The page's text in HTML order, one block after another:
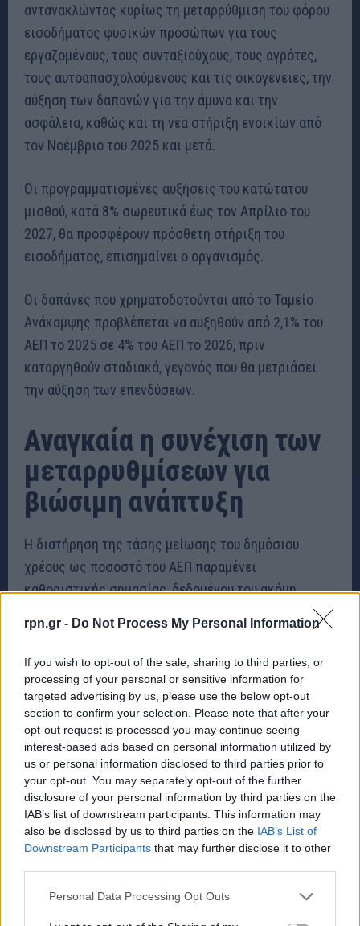
rpn.gr - Do Not Process My Personal Information
If you wish to opt-out of the sale, sharing to third parties, or
processing of your personal or sensitive information for
targeted advertising by us, please use the below opt-out
section to confirm your selection. Please note that after your
opt-out request is processed you may continue seeing
interest-based ads based on personal information utilized by
us or personal information disclosed to third parties prior to
your opt-out. You may separately opt-out of the further
disclosure of your personal information by third parties on the
IAB’s list of downstream participants. This information may
also be disclosed by us to third parties on the IAB’s List of
Downstream Participants that may further disclose it to other
Personal Data Processing Opt Outs
αντανακλώντας κυρίως τη μεταρρύθμιση του φόρου
εισοδήματος φυσικών προσώπων για τους
εργαζομένους, τους συνταξιούχους, τους αγρότες,
τους αυτοαπασχολούμενους και τις οικογένειες, την
αύξηση των δαπανών για την άμυνα και την
ασφάλεια, καθώς και τη νέα στήριξη ενοικίων από
τον Νοέμβριο του 2025 και μετά.
Οι προγραμματισμένες αυξήσεις του κατώτατου
μισθού, κατά 8% σωρευτικά έως τον Απρίλιο του
2027, θα προσφέρουν πρόσθετη στήριξη του
εισοδήματος, επισημαίνει ο οργανισμός.
Οι δαπάνες που χρηματοδοτούνται από το Ταμείο
Ανάκαμψης προβλέπεται να αυξηθούν από 2,1% του
ΑΕΠ το 2025 σε 4% του ΑΕΠ το 2026, πριν
καταργηθούν σταδιακά, γεγονός που θα μετριάσει
την αύξηση των επενδύσεων.
Αναγκαία η συνέχιση των
μεταρρυθμίσεων για
βιώσιμη ανάπτυξη
Η διατήρηση της τάσης μείωσης του δημόσιου
χρέους ως ποσοστό του ΑΕΠ παραμένει
καθοριστικής σημασίας, δεδομένου του ακόμη
μελλοντικών πιέσεων στις δαπάνες, που οφείλονται
στις υψηλές επενδυτικές ανάγκες, την κλιματική
αλλαγή και τη γήρανση του πληθυσμού.
Θα χρειαστεί βιώσιμη, ισχυρή ανάπτυξη για την
αύξηση του βιοτικού επιπέδου και την κάλυψη των
δαπανών, με παράλληλη μείωση του χρέους. Με τη
γήρανση του πληθυσμού της Ελλάδας, η περαιτέρω
βελτίωση του επιχειρηματικού περιβάλλοντος και η
αντιμετώπιση της έλλειψης δεξιοτήτων αποτελούν
βασικές προτεραιότητες.
Η συνέχιση των πρόσφατων μέτρων για τη